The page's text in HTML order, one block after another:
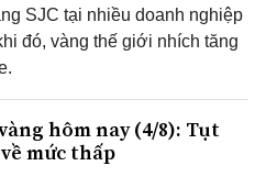
SJC tại nhiều doanh nghiệp
đó, vàng thế giới nhích tăng
hôm nay (4/8): Tụt
mức thấp